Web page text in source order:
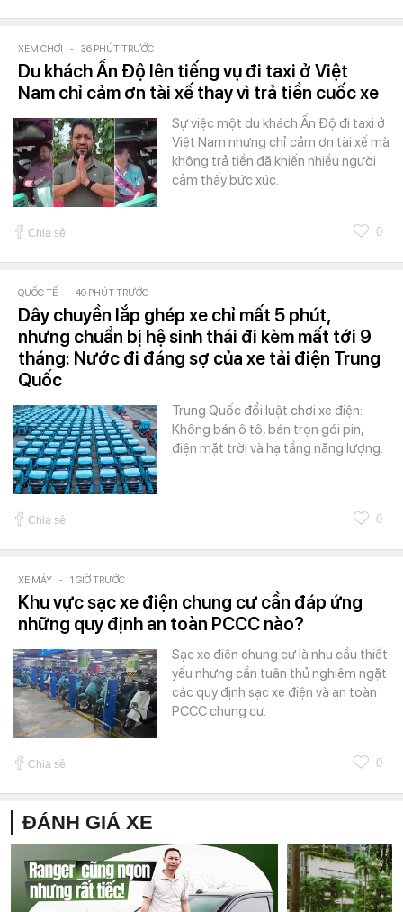
XEM CHƠI - 36 PHÚT TRƯỚC
Du khách Ấn Độ lên tiếng vụ đi taxi ở Việt
Nam chỉ cảm ơn tài xế thay vì trả tiền cuốc xe
Sự việc một du khách Ấn Độ đi taxi ở
Việt Nam nhưng chỉ cảm ơn tài xế mà
không trả tiền đã khiến nhiều người
cảm thấy bức xúc.
Chia sẻ 0
QUỐC TẾ - 40 PHÚT TRƯỚC
Dây chuyền lắp ghép xe chỉ mất 5 phút,
nhưng chuẩn bị hệ sinh thái đi kèm mất tới 9
tháng: Nước đi đáng sợ của xe tải điện Trung
Quốc
Trung Quốc đổi luật chơi xe điện:
Không bán ô tô, bán trọn gói pin,
điện mặt trời và hạ tầng năng lượng.
Chia sẻ 0
XE MÁY - 1 GIỜ TRƯỚC
Khu vực sạc xe điện chung cư cần đáp ứng
những quy định an toàn PCCC nào?
Sạc xe điện chung cư là nhu cầu thiết
yếu nhưng cần tuân thủ nghiêm ngặt
các quy định sạc xe điện và an toàn
PCCC chung cư.
Chia sẻ 0
ĐÁNH GIÁ XE